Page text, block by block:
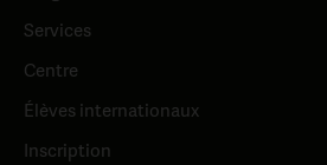
Services
Centre
Élèves internationaux
Inscription